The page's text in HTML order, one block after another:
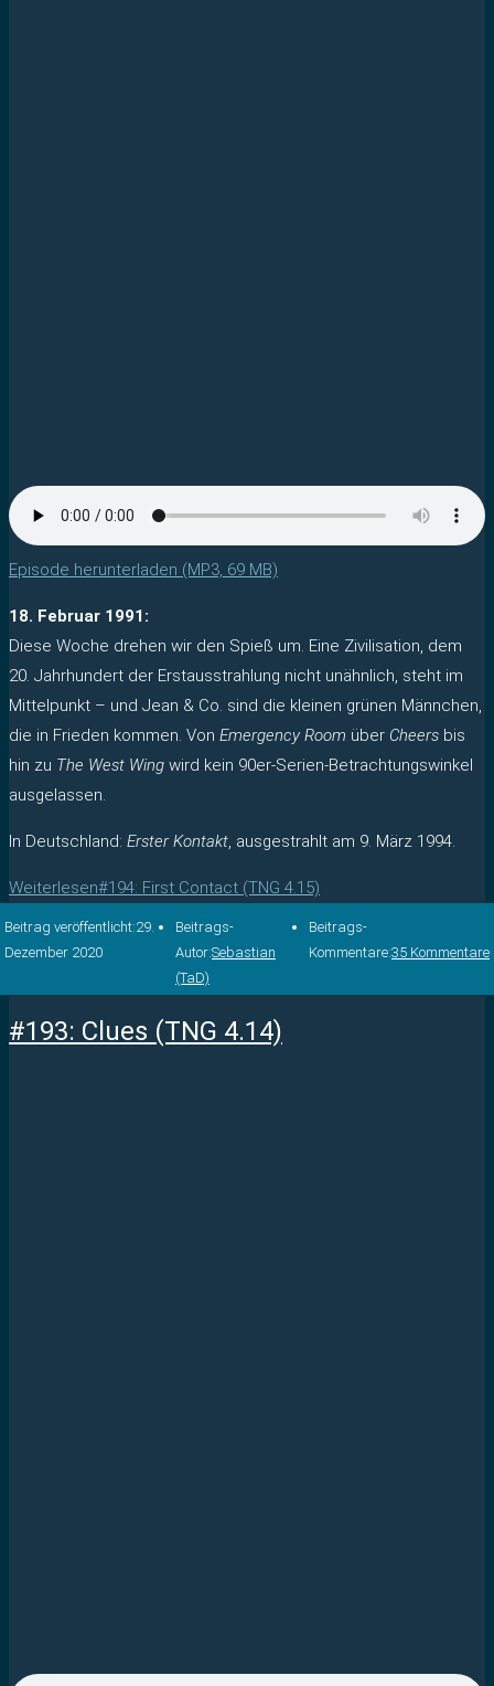
Episode herunterladen (MP3, 69 MB)
18. Februar 1991:
Diese Woche drehen wir den Spieß um. Eine Zivilisation, dem
20. Jahrhundert der Erstausstrahlung nicht unähnlich, steht im
Mittelpunkt – und Jean & Co. sind die kleinen grünen Männchen,
die in Frieden kommen. Von Emergency Room über Cheers bis
hin zu The West Wing wird kein 90er-Serien-Betrachtungswinkel
ausgelassen.
In Deutschland: Erster Kontakt, ausgestrahlt am 9. März 1994.
Weiterlesen#194: First Contact (TNG 4.15)
Beitrag veröffentlicht:29.
Dezember 2020
Beitrags-
Autor:Sebastian
(TaD)
Beitrags-
Kommentare:35 Kommentare
#193: Clues (TNG 4.14)